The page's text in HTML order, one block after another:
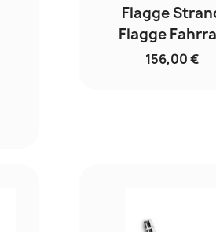
Flagge
Flagge
156,00 €